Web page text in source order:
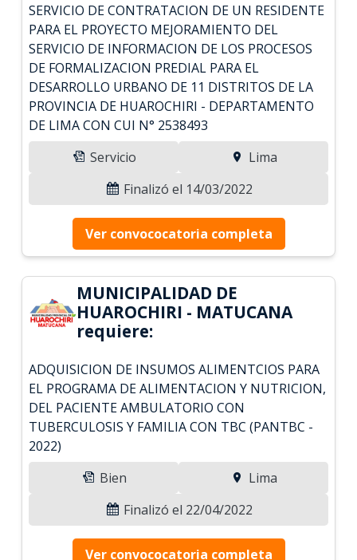
SERVICIO DE CONTRATACION DE UN RESIDENTE
PARA EL PROYECTO MEJORAMIENTO DEL
SERVICIO DE INFORMACION DE LOS PROCESOS
DE FORMALIZACION PREDIAL PARA EL
DESARROLLO URBANO DE 11 DISTRITOS DE LA
PROVINCIA DE HUAROCHIRI - DEPARTAMENTO
DE LIMA CON CUI N° 2538493
Servicio
Lima
Finalizó el 14/03/2022
Ver convococatoria completa
MUNICIPALIDAD DE
HUAROCHIRI - MATUCANA
requiere:
ADQUISICION DE INSUMOS ALIMENTCIOS PARA
EL PROGRAMA DE ALIMENTACION Y NUTRICION,
DEL PACIENTE AMBULATORIO CON
TUBERCULOSIS Y FAMILIA CON TBC (PANTBC -
2022)
Bien
Lima
Finalizó el 22/04/2022
Ver convococatoria completa